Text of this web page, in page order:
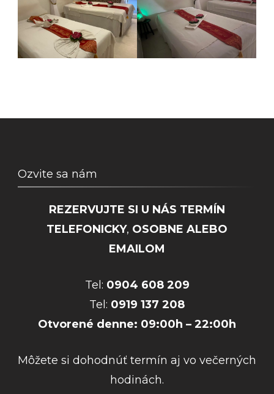
Ozvite sa nám
REZERVUJTE SI U NÁS TERMÍN
TELEFONICKY, OSOBNE ALEBO
EMAILOM
Tel: 0904 608 209
Tel: 0919 137 208
Otvorené denne: 09:00h – 22:00h
Môžete si dohodnúť termín aj vo večerných
hodinách.